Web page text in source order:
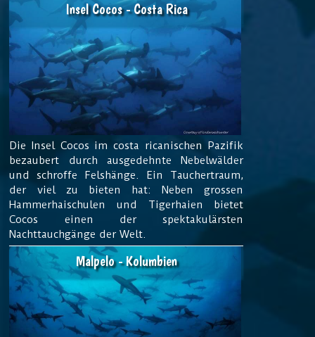
Insel Cocos - Costa Rica
Die Insel Cocos im costa ricanischen Pazifik
bezaubert durch ausgedehnte Nebelwälder
und schroffe Felshänge. Ein Tauchertraum,
der viel zu bieten hat: Neben grossen
Hammerhaischulen und Tigerhaien bietet
Cocos einen der spektakulärsten
Nachttauchgänge der Welt.
Malpelo - Kolumbien